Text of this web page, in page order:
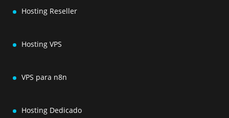
Hosting Reseller
Hosting VPS
VPS para n8n
Hosting Dedicado